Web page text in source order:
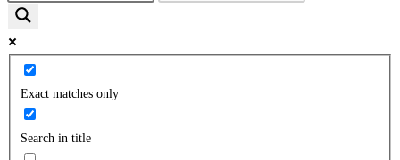
Exact matches only
Search in title